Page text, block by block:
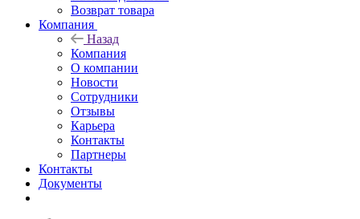
Возврат товара
Компания
Назад
Компания
О компании
Новости
Сотрудники
Отзывы
Карьера
Контакты
Партнеры
Контакты
Документы